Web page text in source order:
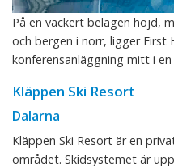
På en vackert belägen höjd,
och bergen i norr, ligger First
konferensanläggning mitt i en
Kläppen Ski Resort
Dalarna
Kläppen Ski Resort är en
området. Skidsystemet är